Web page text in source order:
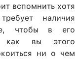
вспомнить хотя
наличия
чтобы в его
как вы этого
ни о чем